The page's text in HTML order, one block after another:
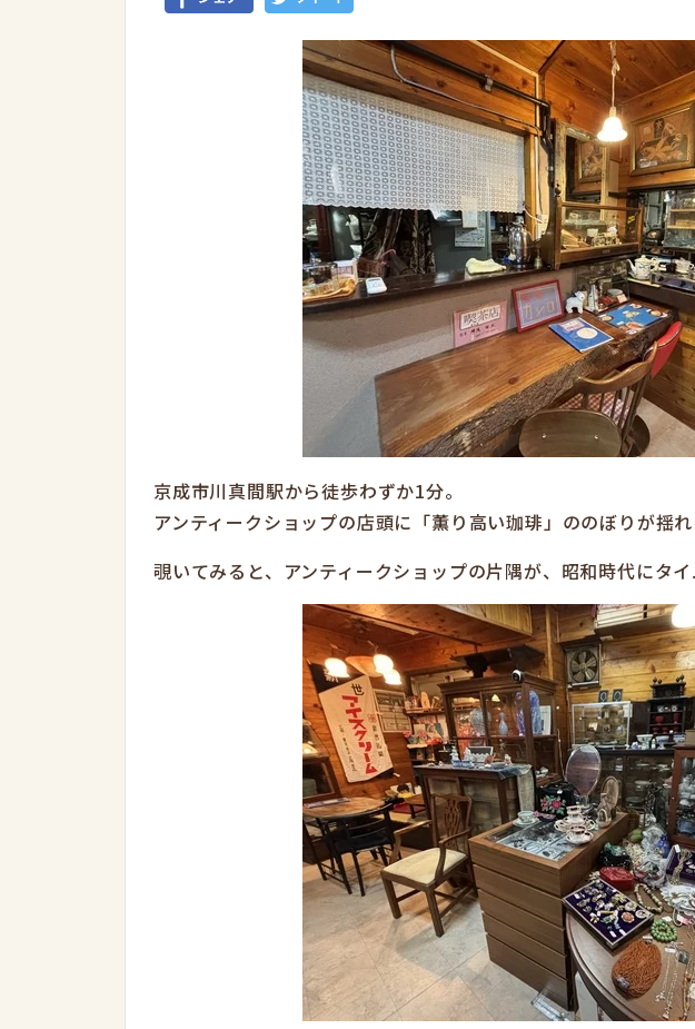
京成市川真間駅から徒歩わずか1分。
アンティークショップの店頭に「薫り高い珈琲」ののぼりが揺れ
覗いてみると、アンティークショップの片隅が、昭和時代にタ